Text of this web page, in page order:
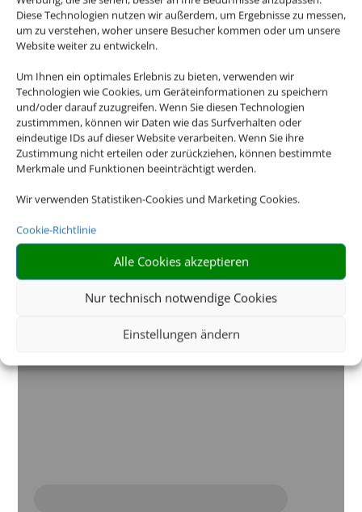
Diese Technologien nutzen wir außerdem, um Ergebnisse zu messen,
um zu verstehen, woher unsere Besucher kommen oder um unsere
Website weiter zu entwickeln.
Um Ihnen ein optimales Erlebnis zu bieten, verwenden wir
Technologien wie Cookies, um Geräteinformationen zu speichern
und/oder darauf zuzugreifen. Wenn Sie diesen Technologien
zustimmmen, können wir Daten wie das Surfverhalten oder
eindeutige IDs auf dieser Website verarbeiten. Wenn Sie ihre
Zustimmung nicht erteilen oder zurückziehen, können bestimmte
Merkmale und Funktionen beeinträchtigt werden.
Wir verwenden Statistiken-Cookies und Marketing Cookies.
Cookie-Richtlinie
Alle Cookies akzeptieren
Nur technisch notwendige Cookies
Einstellungen ändern
Wir brauchen Ihre Einwilligung
Um diesen Inhalt darzustellen, aktivieren Sie bitte die Cookies. Es
werden ggf. personenbezogene Daten verarbeitet.
Cookies akzeptieren
Die Abwicklung der Buchung übernimmt Schmetterling
International GmbH & Co.KG im Auftrag des Webseiteninhabers.